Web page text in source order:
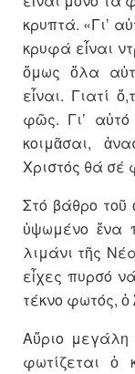
κρυπτά. «Γι’
κρυφά εἶναι
ὅμως ὅλα
εἶναι. Γιατί
φῶς. Γι’ αὐτό
κοιμᾶσαι,
Χριστός θά σέ
Στό βάθρο
ὑψωμένο ἕνα
λιμάνι τῆς
εἶχες πυρσό
τέκνο φωτός,
Αὔριο μεγάλη
φωτίζεται ὁ